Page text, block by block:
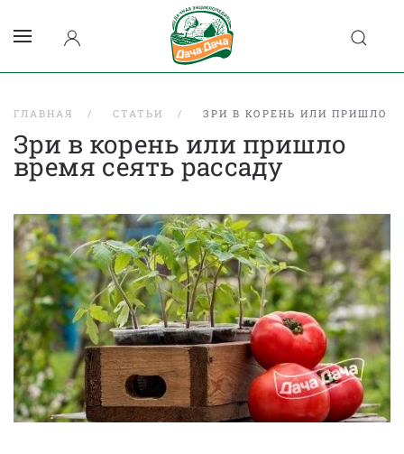
ГЛАВНАЯ СТАТЬИ ЗРИ В КОРЕНЬ ИЛИ ПРИШЛО
Зри в корень или пришло
время сеять рассаду